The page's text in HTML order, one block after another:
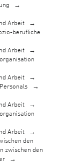
Arbeit
berufliche
Arbeit
Arbeit
Arbeit
Arbeit
den
zwischen den